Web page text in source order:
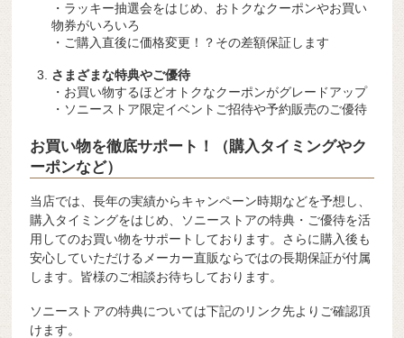
・ラッキー抽選会をはじめ、おトクなクーポンやお買い
物券がいろいろ
・ご購入直後に価格変更！？その差額保証します
さまざまな特典やご優待
・お買い物するほどオトクなクーポンがグレードアップ
・ソニーストア限定イベントご招待や予約販売のご優待
お買い物を徹底サポート！（購入タイミングやク
ーポンなど）
当店では、長年の実績からキャンペーン時期などを予想し、
購入タイミングをはじめ、ソニーストアの特典・ご優待を活
用してのお買い物をサポートしております。さらに購入後も
安心していただけるメーカー直販ならではの長期保証が付属
します。皆様のご相談お待ちしております。
ソニーストアの特典については下記のリンク先よりご確認頂
けます。